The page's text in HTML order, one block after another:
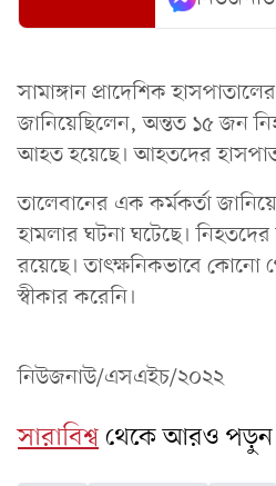
সামাঙ্গান প্রাদেশিক
জানিয়েছিলেন, অন্তত ১৫ জন
আহত হয়েছে। আহতদের
তালেবানের এক কর্মকর্তা
হামলার ঘটনা ঘটেছে।
রয়েছে। তাৎক্ষনিকভাবে কোনো
স্বীকার করেনি।
নিউজনাউ/এসএইচ/২০২২
সারাবিশ্বথেকে আরও পড়ুন